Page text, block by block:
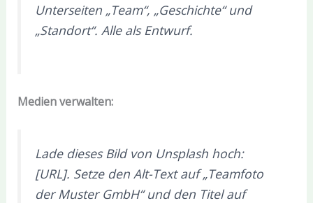
Unterseiten „Team“, „Geschichte“ und
„Standort“. Alle als Entwurf.
Medien verwalten:
Lade dieses Bild von Unsplash hoch:
[URL]. Setze den Alt-Text auf „Teamfoto
der Muster GmbH“ und den Titel auf